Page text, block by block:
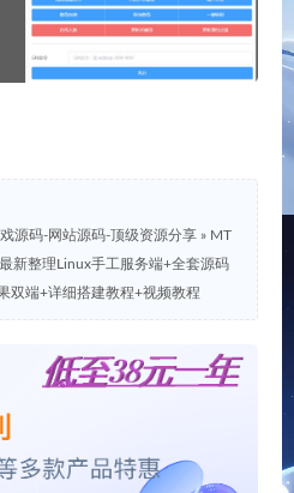
源码-网站源码-顶级资源分享 » MT
新整理Linux手工服务端+全套源码
双端+详细搭建教程+视频教程